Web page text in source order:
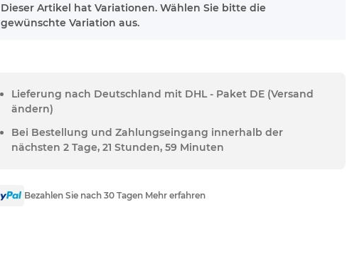
x
Dieser Artikel hat Variationen. Wählen Sie bitte die
gewünschte Variation aus.
Lieferung nach Deutschland mit DHL - Paket DE (Versand
ändern)
Bei Bestellung und Zahlungseingang innerhalb der
nächsten 2 Tage, 21 Stunden, 59 Minuten
Bezahlen Sie nach 30 Tagen Mehr erfahren